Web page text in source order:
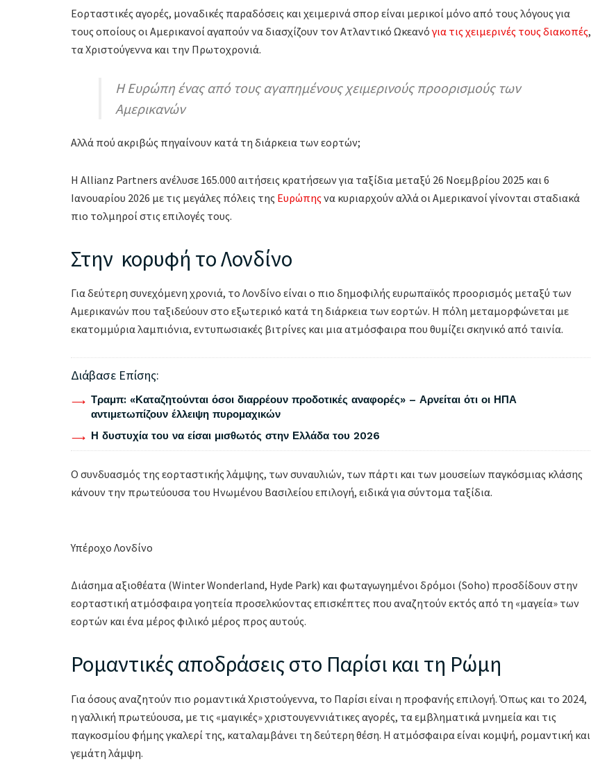
Εορταστικές αγορές, μοναδικές παραδόσεις και χειμερινά σπορ είναι μερικοί μόνο από τους λόγους για
τους οποίους οι Αμερικανοί αγαπούν να διασχίζουν τον Ατλαντικό Ωκεανόγια τις χειμερινές τους διακοπές,
τα Χριστούγεννα και την Πρωτοχρονιά.
Η Ευρώπη ένας από τους αγαπημένους χειμερινούς προορισμούς των
Αμερικανών
Αλλά πού ακριβώς πηγαίνουν κατά τη διάρκεια των εορτών;
H Allianz Partners ανέλυσε 165.000 αιτήσεις κρατήσεων για ταξίδια μεταξύ 26 Νοεμβρίου 2025 και 6
Ιανουαρίου 2026 με τις μεγάλες πόλεις της Ευρώπηςνα κυριαρχούν αλλά οι Αμερικανοί γίνονται σταδιακά
πιο τολμηροί στις επιλογές τους.
Στην κορυφή το Λονδίνο
Για δεύτερη συνεχόμενη χρονιά, το Λονδίνο είναι ο πιο δημοφιλής ευρωπαϊκός προορισμός μεταξύ των
Αμερικανών που ταξιδεύουν στο εξωτερικό κατά τη διάρκεια των εορτών. Η πόλη μεταμορφώνεται με
εκατομμύρια λαμπιόνια, εντυπωσιακές βιτρίνες και μια ατμόσφαιρα που θυμίζει σκηνικό από ταινία.
Διάβασε Επίσης:
Τραμπ: «Καταζητούνται όσοι διαρρέουν προδοτικές αναφορές» – Αρνείται ότι οι ΗΠΑ
αντιμετωπίζουν έλλειψη πυρομαχικών
Η δυστυχία του να είσαι μισθωτός στην Ελλάδα του 2026
Ο συνδυασμός της εορταστικής λάμψης, των συναυλιών, των πάρτι και των μουσείων παγκόσμιας κλάσης
κάνουν την πρωτεύουσα του Ηνωμένου Βασιλείου επιλογή, ειδικά για σύντομα ταξίδια.
Υπέροχο Λονδίνο
Διάσημα αξιοθέατα (Winter Wonderland, Hyde Park) και φωταγωγημένοι δρόμοι (Soho) προσδίδουν στην
εορταστική ατμόσφαιρα γοητεία προσελκύοντας επισκέπτες που αναζητούν εκτός από τη «μαγεία» των
εορτών και ένα μέρος φιλικό μέρος προς αυτούς.
Ρομαντικές αποδράσεις στο Παρίσι και τη Ρώμη
Για όσους αναζητούν πιο ρομαντικά Χριστούγεννα, το Παρίσι είναι η προφανής επιλογή. Όπως και το 2024,
η γαλλική πρωτεύουσα, με τις «μαγικές» χριστουγεννιάτικες αγορές, τα εμβληματικά μνημεία και τις
παγκοσμίου φήμης γκαλερί της, καταλαμβάνει τη δεύτερη θέση. Η ατμόσφαιρα είναι κομψή, ρομαντική και
γεμάτη λάμψη.